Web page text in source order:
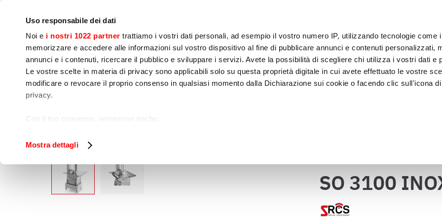
Uso responsabile dei dati
Noi e i nostri 1022 partner trattiamo i vostri dati personali, ad esempio il vostro numero IP, utilizzando tecnologie come
memorizzare e accedere alle informazioni sul vostro dispositivo al fine di pubblicare annunci e contenuti personalizzati,
annunci e i contenuti, ricercare il pubblico e sviluppare i servizi. Avete la possibilità di scegliere chi utilizza i vostri dati e
Le vostre scelte in materia di privacy sono applicabili solo su questa proprietà digitale in cui avete effettuato le vostre
modificare o revocare il proprio consenso in qualsiasi momento dalla Dichiarazione sui cookie o facendo clic sull'icona
privacy.
Con il tuo consenso, vorremmo anche:
Identificare il tuo dispositivo, scansionandolo attivamente alla ricerca di caratteristiche specifiche (impronte
tuo consenso in qualsiasi momento dalla Dichiarazione sui cookie.
Utilizziamo i cookie per garantire che l’utente possa usufruire del servizio richiesto, per personalizzare contenuti ed
funzionalità dei social media e per analizzare il nostro traffico. Condividiamo inoltre informazioni sul modo in cui l’utente
sito con i nostri partner che si occupano di analisi dei dati web, pubblicità e social media, i quali potrebbero combinarle
Mostra dettagli
Cocinado
Preparación de
Alimentos
Envasado Abatidores
Exposición y
Venta
Lavado y
SO 3100